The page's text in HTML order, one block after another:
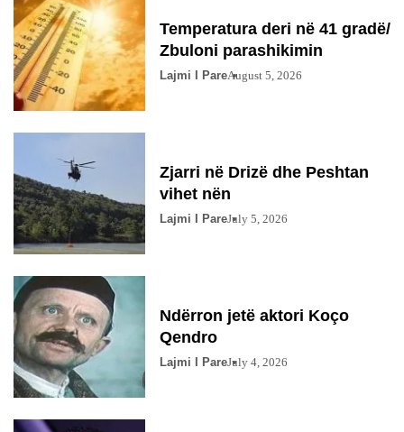
Temperatura deri në 41 gradë/
Zbuloni parashikimin
Lajmi I PareAugust 5, 2026
Zjarri në Drizë dhe Peshtan
vihet nën
Lajmi I PareJuly 5, 2026
Ndërron jetë aktori Koço
Qendro
Lajmi I PareJuly 4, 2026